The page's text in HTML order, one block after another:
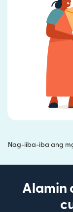
Nag-iiba-iba ang
Alamin